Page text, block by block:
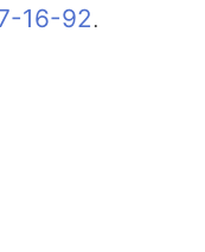
16-92.